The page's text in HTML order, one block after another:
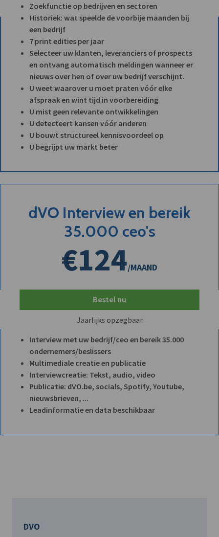
Zoekfunctie op bedrijven en sectoren
Historiek: wat speelde de voorbije maanden bij
een bedrijf
7 print edities per jaar
Selecteer uw klanten, leveranciers of prospects
en ontvang automatisch meldingen wanneer er
nieuws over hen of over uw bedrijf verschijnt.
U weet waarover u moet praten vóór elke
afspraak en wint tijd in voorbereiding
U mist geen relevante ontwikkelingen
U detecteert kansen vóór anderen
U bouwt structureel kennisvoordeel op
U begrijpt uw markt beter
dVO Interview en bereik
35.000 ceo's
€124/MAAND
Bestel nu
Jaarlijks opzegbaar
Interview met uw bedrijf/ceo en bereik 35.000
ondernemers/beslissers
Multimediale creatie en publicatie
Interviewcreatie: Tekst, audio, video
Publicatie: dVO.be, socials, Spotify, Youtube,
nieuwsbrieven, ...
Leadinformatie en data beschikbaar
DVO